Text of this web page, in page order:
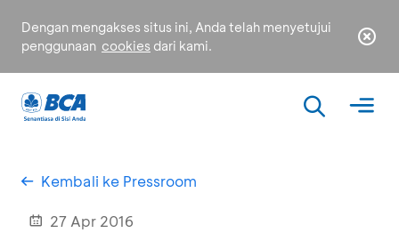
Dengan mengakses situs ini, Anda telah menyetujui
penggunaan cookies dari kami.
Kembali ke Pressroom
27 Apr 2016